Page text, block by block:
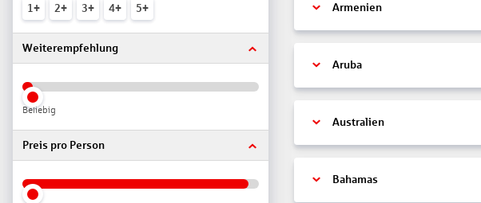
1+ 2+ 3+ 4+ 5+
Weiterempfehlung
Beliebig
Preis pro Person
Armenien
Aruba
Australien
Bahamas